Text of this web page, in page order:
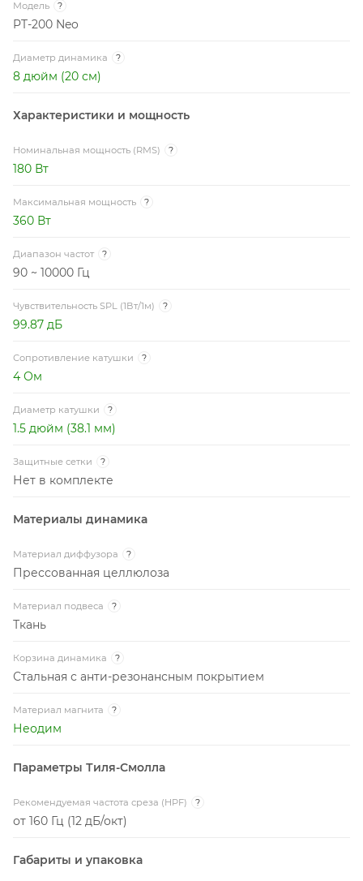
Модель ?
PT-200 Neo
Диаметр динамика ?
8 дюйм (20 см)
Характеристики и мощность
Номинальная мощность (RMS) ?
180 Вт
Максимальная мощность ?
360 Вт
Диапазон частот ?
90 ~ 10000 Гц
Чувствительность SPL (1Вт/1м) ?
99.87 дБ
Сопротивление катушки ?
4 Ом
Диаметр катушки ?
1.5 дюйм (38.1 мм)
Защитные сетки ?
Нет в комплекте
Материалы динамика
Материал диффузора ?
Прессованная целлюлоза
Материал подвеса ?
Ткань
Корзина динамика ?
Стальная с анти-резонансным покрытием
Материал магнита ?
Неодим
Параметры Тиля-Смолла
Рекомендуемая частота среза (HPF) ?
от 160 Гц (12 дБ/окт)
Габариты и упаковка